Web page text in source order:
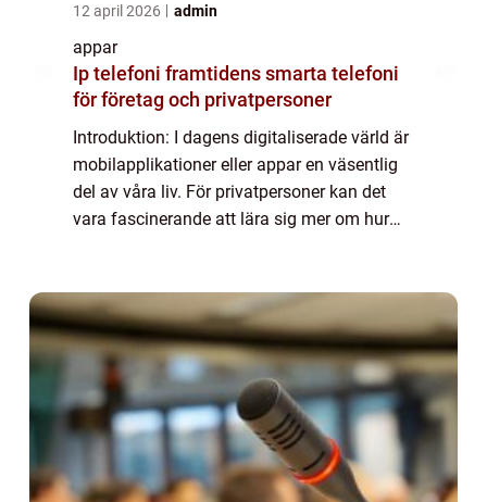
12 april 2026 admin
appar
Ip telefoni framtidens smarta telefoni
för företag och privatpersoner
Introduktion: I dagens digitaliserade värld är
mobilapplikationer eller appar en väsentlig
del av våra liv. För privatpersoner kan det
vara fascinerande att lära sig mer om hur